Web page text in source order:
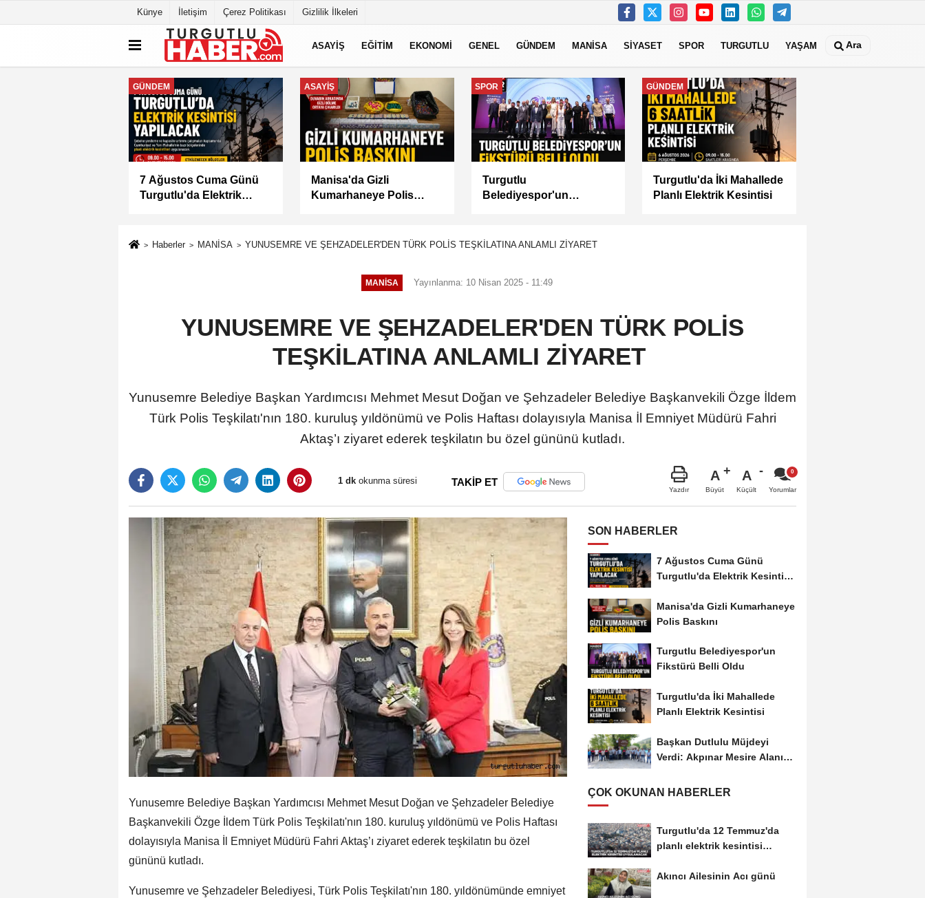
Künye İletişim Çerez Politikası Gizlilik İlkeleri
ASAYİŞ EĞİTİM EKONOMİ GENEL GÜNDEM MANİSA SİYASET SPOR TURGUTLU YAŞAM Ara
GENEL
Başkan Dutlulu Müjdeyi
Verdi: Akpınar Mesire
GÜNDEM
Akademi Manisa’da
Eğitimler Başladı
MANİSA
BAŞKAN
BALABAN’DAN YEŞİL
MANİSA
Manisa Büyükşehir İle
“Mahallemde Şenlik Var”
Haberler MANİSA YUNUSEMRE VE ŞEHZADELER'DEN TÜRK POLİS TEŞKİLATINA ANLAMLI ZİYARET
MANİSA Yayınlanma: 10 Nisan 2025 - 11:49
YUNUSEMRE VE ŞEHZADELER'DEN TÜRK POLİS
TEŞKİLATINA ANLAMLI ZİYARET
Yunusemre Belediye Başkan Yardımcısı Mehmet Mesut Doğan ve Şehzadeler Belediye Başkanvekili Özge İldem
Türk Polis Teşkilatı'nın 180. kuruluş yıldönümü ve Polis Haftası dolayısıyla Manisa İl Emniyet Müdürü Fahri
Aktaş’ı ziyaret ederek teşkilatın bu özel gününü kutladı.
1 dk okunma süresi TAKİP ET
Yazdır
A
Büyüt
A
Küçült Yorumlar
Yunusemre Belediye Başkan Yardımcısı Mehmet Mesut Doğan ve Şehzadeler Belediye
Başkanvekili Özge İldem Türk Polis Teşkilatı'nın 180. kuruluş yıldönümü ve Polis Haftası
dolayısıyla Manisa İl Emniyet Müdürü Fahri Aktaş’ı ziyaret ederek teşkilatın bu özel
gününü kutladı.
Yunusemre ve Şehzadeler Belediyesi, Türk Polis Teşkilatı'nın 180. yıldönümünde emniyet
SON HABERLER
7 Ağustos Cuma Günü
Turgutlu'da Elektrik Kesintisi
Manisa'da Gizli Kumarhaneye
Polis Baskını
Turgutlu Belediyespor'un
Fikstürü Belli Oldu
Turgutlu'da İki Mahallede
Planlı Elektrik Kesintisi
Başkan Dutlulu Müjdeyi
Verdi: Akpınar Mesire Alanı
ÇOK OKUNAN HABERLER
Turgutlu'da 12 Temmuz'da
planlı elektrik kesintisi
Akıncı Ailesinin Acı günü